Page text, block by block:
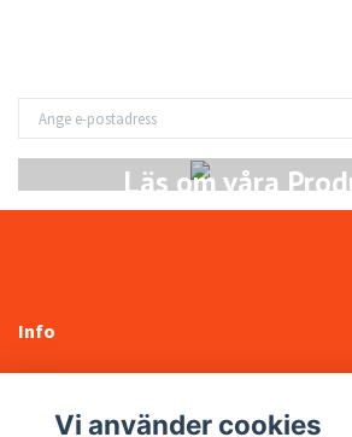
Läs om våra
Info
Vi använder cookies